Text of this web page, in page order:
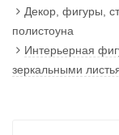
Декор, фигуры,
полистоуна
Интерьерная
зеркальными